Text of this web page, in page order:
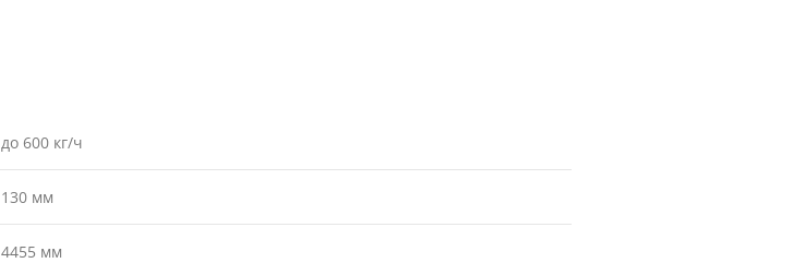
до 600 кг/ч
130 мм
4455 мм